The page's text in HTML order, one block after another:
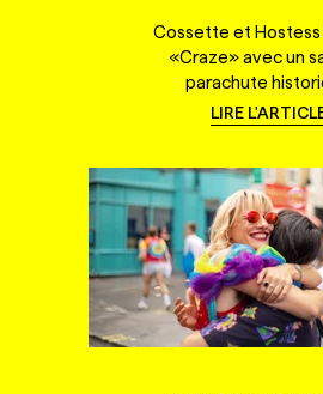
Cossette et Hostess
«Craze» avec un
parachute
LIRE